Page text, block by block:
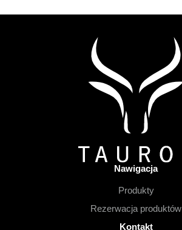
Nawigacja
Produkty
Rezerwacja produktów
Kontakt